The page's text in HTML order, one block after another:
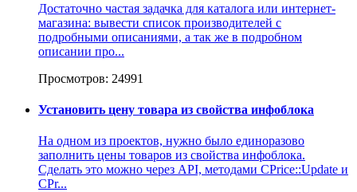
Достаточно частая задачка для каталога или интернет-
магазина: вывести список производителей с
подробными описаниями, а так же в подробном
описании про...
Просмотров: 24991
Установить цену товара из свойства инфоблока
На одном из проектов, нужно было единоразово
заполнить цены товаров из свойства инфоблока.
Сделать это можно через API, методами CPrice::Update и
CPr...